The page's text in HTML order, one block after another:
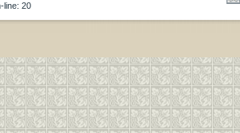
line: 20